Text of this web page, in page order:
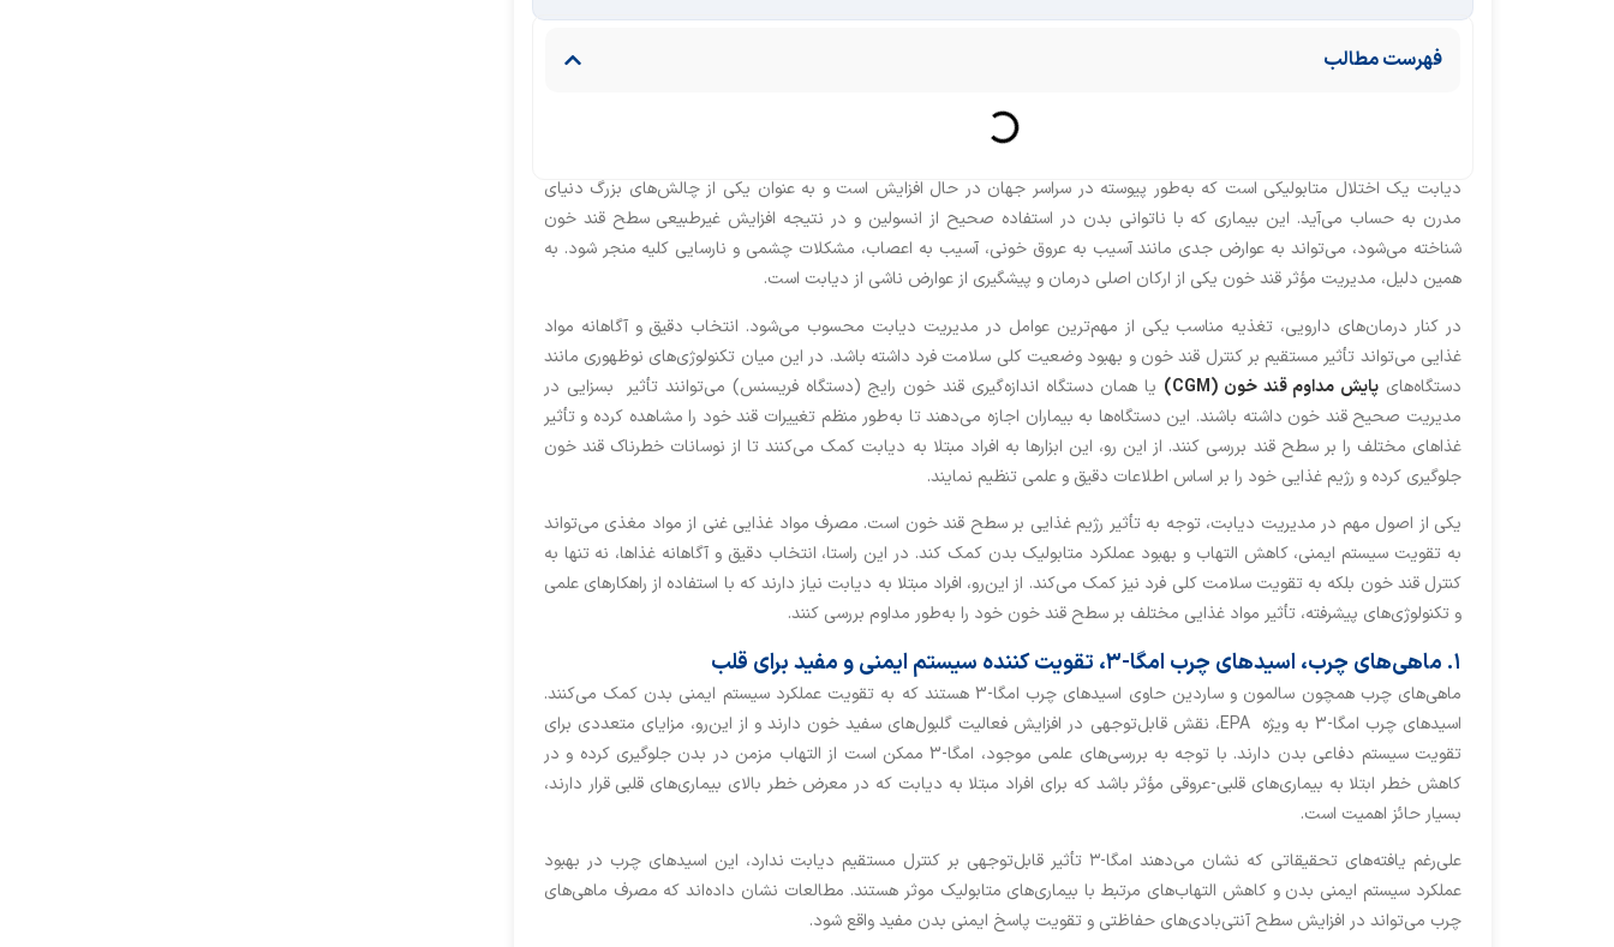
فهرست مطالب
دیابت یک اختلال متابولیکی است که به‌طور پیوسته در سراسر جهان در حال افزایش است و به عنوان یکی از چالش‌های بزرگ دنیای
مدرن به حساب می‌آید. این بیماری که با ناتوانی بدن در استفاده صحیح از انسولین و در نتیجه افزایش غیرطبیعی سطح قند خون
شناخته می‌شود، می‌تواند به عوارض جدی مانند آسیب به عروق خونی، آسیب به اعصاب، مشکلات چشمی و نارسایی کلیه منجر شود. به
همین دلیل، مدیریت مؤثر قند خون یکی از ارکان اصلی درمان و پیشگیری از عوارض ناشی از دیابت است.
در کنار درمان‌های دارویی، تغذیه مناسب یکی از مهم‌ترین عوامل در مدیریت دیابت محسوب می‌شود. انتخاب دقیق و آگاهانه مواد
غذایی می‌تواند تأثیر مستقیم بر کنترل قند خون و بهبود وضعیت کلی سلامت فرد داشته باشد. در این میان تکنولوژی‌های نوظهوری مانند
دستگاه‌های پایش مداوم قند خون (CGM)
یا همان دستگاه اندازه‌گیری قند خون رایج (دستگاه فریسنس) می‌توانند تأثیر بسزایی در
مدیریت صحیح قند خون داشته باشند. این دستگاه‌ها به بیماران اجازه می‌دهند تا به‌طور منظم تغییرات قند خود را مشاهده کرده و تأثیر
غذاهای مختلف را بر سطح قند بررسی کنند. از این رو، این ابزارها به افراد مبتلا به دیابت کمک می‌کنند تا از نوسانات خطرناک قند خون
جلوگیری کرده و رژیم غذایی خود را بر اساس اطلاعات دقیق و علمی تنظیم نمایند.
یکی از اصول مهم در مدیریت دیابت، توجه به تأثیر رژیم غذایی بر سطح قند خون است. مصرف مواد غذایی غنی از مواد مغذی می‌تواند
به تقویت سیستم ایمنی، کاهش التهاب و بهبود عملکرد متابولیک بدن کمک کند. در این راستا، انتخاب دقیق و آگاهانه غذاها، نه تنها به
کنترل قند خون بلکه به تقویت سلامت کلی فرد نیز کمک می‌کند. از این‌رو، افراد مبتلا به دیابت نیاز دارند که با استفاده از راهکارهای علمی
و تکنولوژی‌های پیشرفته، تأثیر مواد غذایی مختلف بر سطح قند خون خود را به‌طور مداوم بررسی کنند.
۱. ماهی‌های چرب، اسیدهای چرب امگا-۳، تقویت کننده سیستم ایمنی و مفید برای قلب
ماهی‌های چرب همچون سالمون و ساردین حاوی اسیدهای چرب امگا-3 هستند که به تقویت عملکرد سیستم ایمنی بدن کمک می‌کنند.
اسیدهای چرب امگا-3 به ویژه EPA، نقش قابل‌توجهی در افزایش فعالیت گلبول‌های سفید خون دارند و از این‌رو، مزایای متعددی برای
تقویت سیستم دفاعی بدن دارند. با توجه به بررسی‌های علمی موجود، امگا-3 ممکن است از التهاب مزمن در بدن جلوگیری کرده و در
کاهش خطر ابتلا به بیماری‌های قلبی-عروقی مؤثر باشد که برای افراد مبتلا به دیابت که در معرض خطر بالای بیماری‌های قلبی قرار دارند،
بسیار حائز اهمیت است.
علی‌رغم یافته‌های تحقیقاتی که نشان می‌دهند امگا-۳ تأثیر قابل‌توجهی بر کنترل مستقیم دیابت ندارد، این اسیدهای چرب در بهبود
عملکرد سیستم ایمنی بدن و کاهش التهاب‌های مرتبط با بیماری‌های متابولیک موثر هستند. مطالعات نشان داده‌اند که مصرف ماهی‌های
چرب می‌تواند در افزایش سطح آنتی‌بادی‌های حفاظتی و تقویت پاسخ ایمنی بدن مفید واقع شود.